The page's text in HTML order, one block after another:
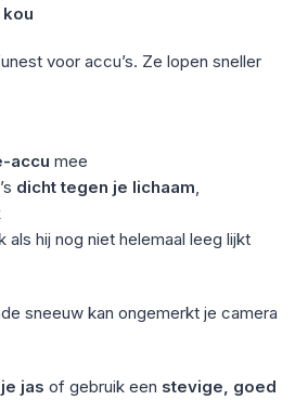
kou
voor accu’s. Ze lopen sneller
accu mee
dicht tegen je lichaam,
als hij nog niet helemaal leeg lijkt
sneeuw kan ongemerkt je camera
jas of gebruik een stevige, goed